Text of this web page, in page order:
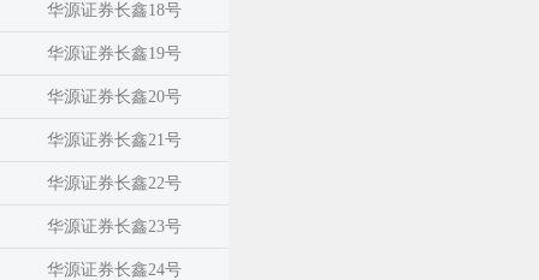
华源证券长鑫18号
华源证券长鑫19号
华源证券长鑫20号
华源证券长鑫21号
华源证券长鑫22号
华源证券长鑫23号
华源证券长鑫24号